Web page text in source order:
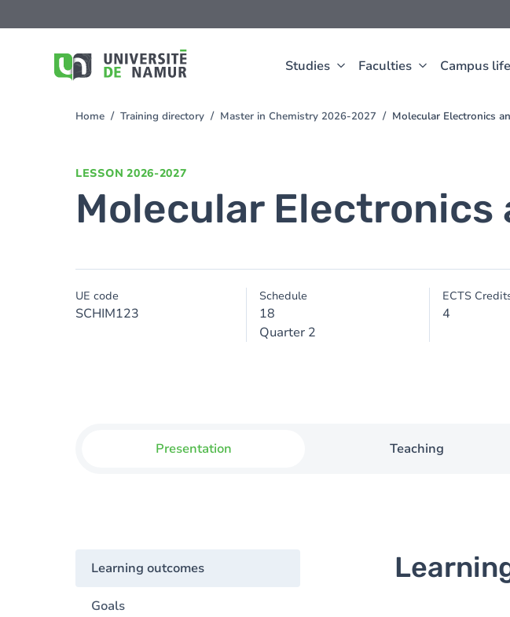
Studies Faculties Campus life
to
You
Home Training directory Master in Chemistry 2026-2027 Molecular Electronics
LESSON 2026-2027
Molecular Electronics
UE code
SCHIM123
Schedule
18
Quarter 2
ECTS
4
Presentation Teaching
Learning outcomes
Goals